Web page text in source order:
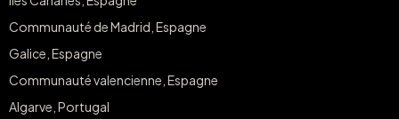
Communauté de Madrid, Espagne
Galice, Espagne
Communauté valencienne, Espagne
Algarve, Portugal